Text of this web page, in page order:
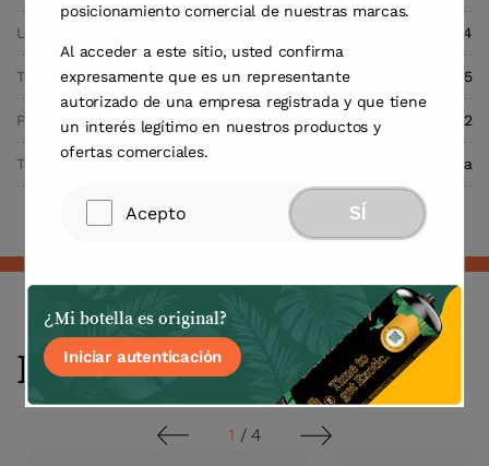
Unidades por Caja 4
Tamaño de Caja (cm) 22x22x34.5
Peso de Caja (kg) 16.2
Tipo Cargadores de Crema
Productos relacionados
1 / 4
posicionamiento comercial de nuestras marcas.
Al acceder a este sitio, usted confirma
expresamente que es un representante
autorizado de una empresa registrada y que tiene
un interés legítimo en nuestros productos y
ofertas comerciales.
Acepto SÍ
¿Mi botella es original?
Iniciar autenticación